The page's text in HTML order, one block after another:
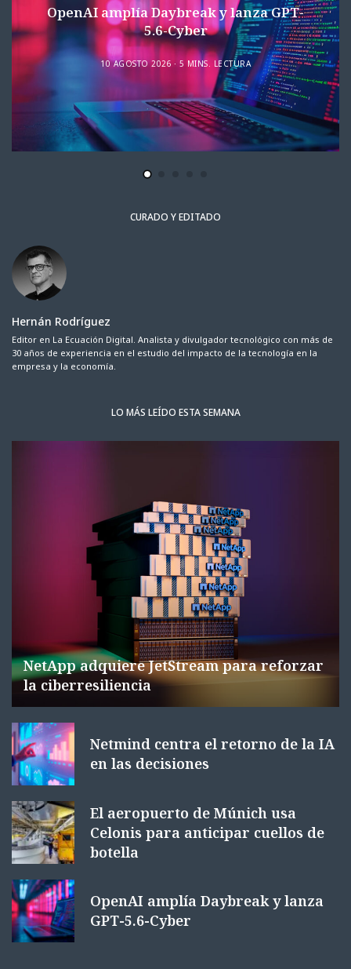
OpenAI amplía Daybreak y lanza GPT-
5.6-Cyber
10 AGOSTO 2026 5 MINS. LECTURA
CURADO Y EDITADO
Hernán Rodríguez
Editor en La Ecuación Digital. Analista y divulgador tecnológico con más de
30 años de experiencia en el estudio del impacto de la tecnología en la
empresa y la economía.
LO MÁS LEÍDO ESTA SEMANA
NetApp adquiere JetStream para reforzar
la ciberresiliencia
Netmind centra el retorno de la IA
en las decisiones
El aeropuerto de Múnich usa
Celonis para anticipar cuellos de
botella
OpenAI amplía Daybreak y lanza
GPT-5.6-Cyber